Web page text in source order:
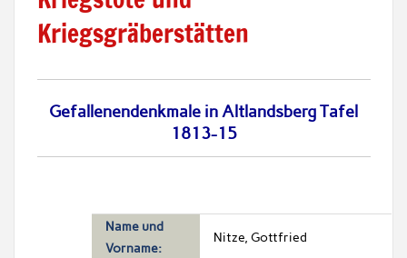
Kriegsgräberstätten
Gefallenendenkmale in Altlandsberg Tafel
1813-15
Name und
Vorname:
Nitze, Gottfried